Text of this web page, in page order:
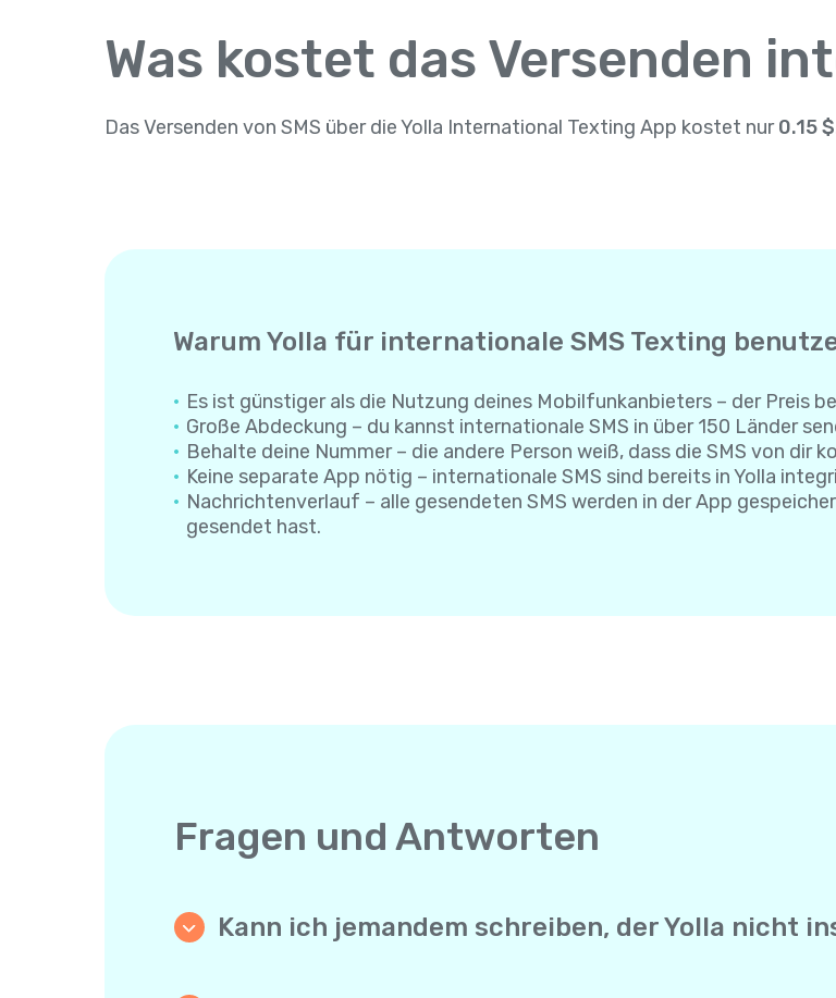
Was kostet das Versenden
Das Versenden von SMS über die Yolla International Texting App kostet nur0.15 $
Warum Yolla für internationale SMS Texting
Es ist günstiger als die Nutzung deines Mobilfunkanbieters – der Preis
Große Abdeckung – du kannst internationale SMS in über 150 Länder
Behalte deine Nummer – die andere Person weiß, dass die SMS von dir
Keine separate App nötig – internationale SMS sind bereits in Yolla
Nachrichtenverlauf – alle gesendeten SMS werden in der App
gesendet hast.
Fragen und Antworten
Kann ich jemandem schreiben, der Yolla nicht